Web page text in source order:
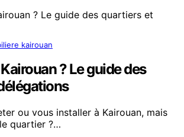
kairouan
? Le guide des
ou vous installer à Kairouan, mais
quartier ?…